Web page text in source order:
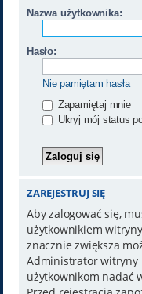
Nazwa użytkownika:
Hasło:
Nie pamiętam hasła
Zapamiętaj mnie
Ukryj mój status
ZAREJESTRUJ SIĘ
Aby zalogować się,
użytkownikiem
znacznie zwiększa
Administrator witryny
użytkownikom nadać